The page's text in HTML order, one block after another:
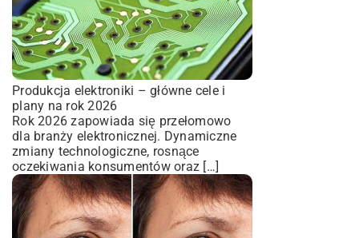
Produkcja elektroniki – główne cele i
plany na rok 2026
Rok 2026 zapowiada się przełomowo
dla branży elektronicznej. Dynamiczne
zmiany technologiczne, rosnące
oczekiwania konsumentów oraz […]